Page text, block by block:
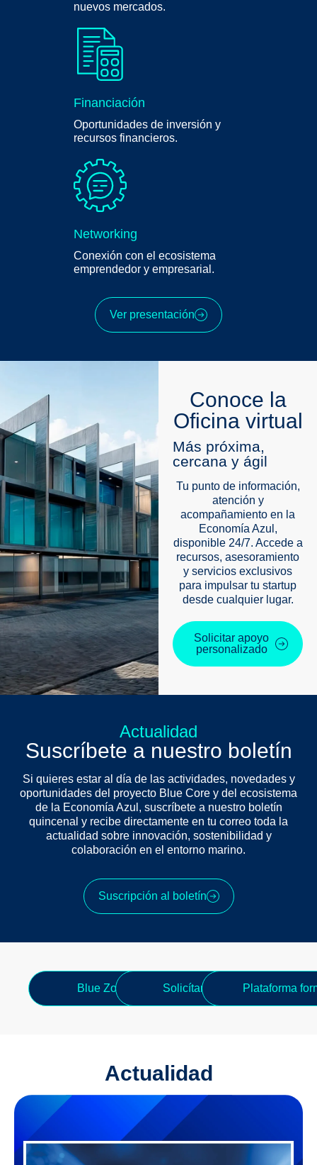
nuevos mercados.
Financiación
Oportunidades de inversión y
recursos financieros.
Networking
Conexión con el ecosistema
emprendedor y empresarial.
Ver presentación
Conoce la
Oficina virtual
Más próxima,
cercana y ágil
Tu punto de información,
atención y
acompañamiento en la
Economía Azul,
disponible 24/7. Accede a
recursos, asesoramiento
y servicios exclusivos
para impulsar tu startup
desde cualquier lugar.
Solicitar apoyo
personalizado
Actualidad
Suscríbete a nuestro boletín
Si quieres estar al día de las actividades, novedades y
oportunidades del proyecto Blue Core y del ecosistema
de la Economía Azul, suscríbete a nuestro boletín
quincenal y recibe directamente en tu correo toda la
actualidad sobre innovación, sostenibilidad y
colaboración en el entorno marino.
Suscripción al boletín
Blue Zone ForumSolicítanos apoyoPlataforma
Actualidad